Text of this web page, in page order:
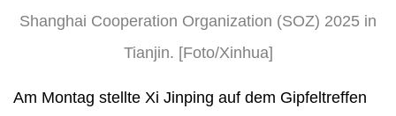
Shanghai Cooperation Organization (SOZ) 2025 in
Tianjin. [Foto/Xinhua]
Am Montag stellte Xi Jinping auf dem Gipfeltreffen